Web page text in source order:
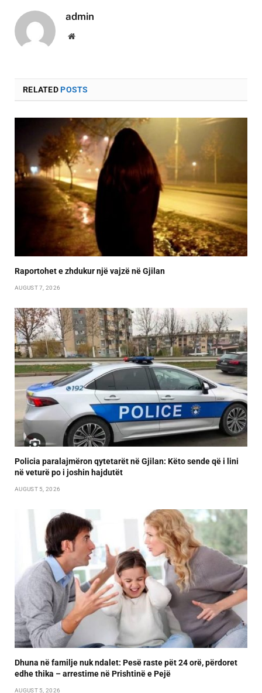
admin
Website
RELATEDPOSTS
Raportohet e zhdukur një vajzë në Gjilan
AUGUST 7, 2026
Policia paralajmëron qytetarët në Gjilan: Këto sende që i lini
në veturë po i joshin hajdutët
AUGUST 5, 2026
Dhuna në familje nuk ndalet: Pesë raste pët 24 orë, përdoret
edhe thika – arrestime në Prishtinë e Pejë
AUGUST 5, 2026